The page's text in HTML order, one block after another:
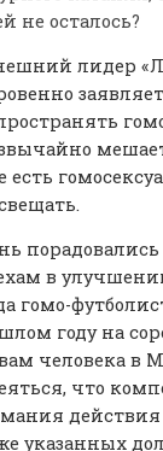
не осталось?
лидер
есть
в
гомо-
году на
человека в
что
действия
указанных